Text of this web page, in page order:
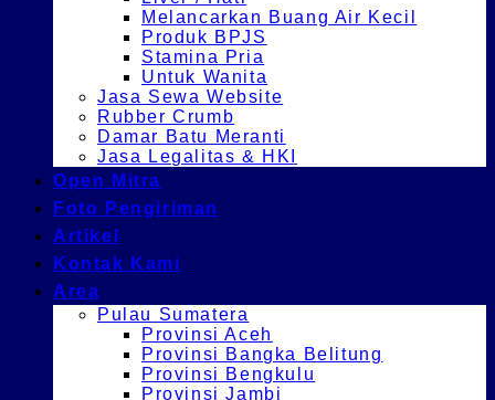
Melancarkan Buang Air Kecil
Produk BPJS
Stamina Pria
Untuk Wanita
Jasa Sewa Website
Rubber Crumb
Damar Batu Meranti
Jasa Legalitas & HKI
Open Mitra
Foto Pengiriman
Artikel
Kontak Kami
Area
Pulau Sumatera
Provinsi Aceh
Provinsi Bangka Belitung
Provinsi Bengkulu
Provinsi Jambi